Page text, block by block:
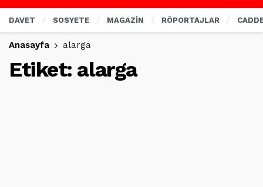
DAVET SOSYETE MAGAZİN RÖPORTAJLAR
Anasayfa alarga
Etiket: alarga